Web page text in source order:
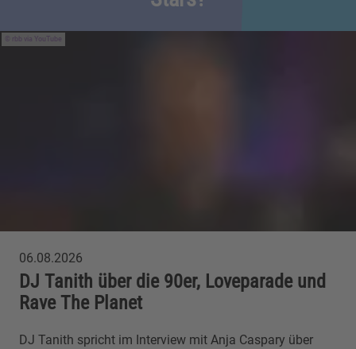
rbb via YouTube
06.08.2026
DJ Tanith über die 90er, Loveparade und
Rave The Planet
DJ Tanith spricht im Interview mit Anja Caspary über